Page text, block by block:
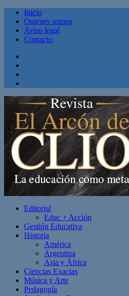
Inicio
Quienes somos
Aviso legal
Contacto
Editorial
Educ + Acción
Gestión Educativa
Historia
América
Argentina
Asia y África
Ciencias Exactas
Música y Arte
Pedagogía